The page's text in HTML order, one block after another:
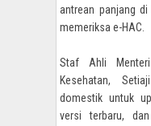
antrean panjang
memeriksa e-HAC.
Staf Ahli Menteri
Kesehatan,
domestik untuk
versi terbaru,